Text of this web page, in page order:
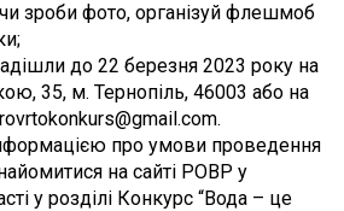
зроби фото, організуй флешмоб
до 22 березня 2023 року на
35, м. Тернопіль, 46003 або на
про умови проведення
на сайті РОВР у
у розділі Конкурс “Вода – це